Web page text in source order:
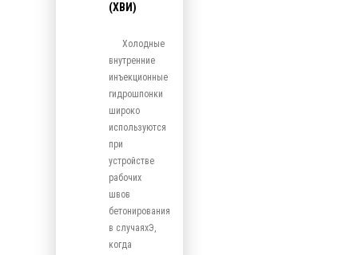
(ХВИ)
Холодные
внутренние
инъекционные
гидрошпонки
широко
используются
при
устройстве
рабочих
швов
бетонирования
в случаяхЭ,
когда